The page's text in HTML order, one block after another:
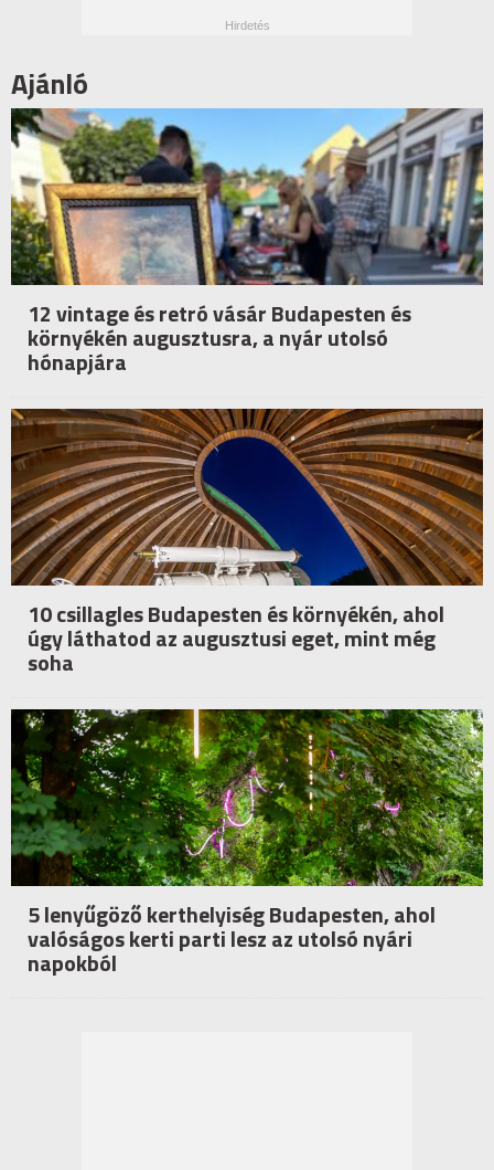
Ajánló
12 vintage és retró vásár Budapesten és
környékén augusztusra, a nyár utolsó
hónapjára
10 csillagles Budapesten és környékén, ahol
úgy láthatod az augusztusi eget, mint még
soha
5 lenyűgöző kerthelyiség Budapesten, ahol
valóságos kerti parti lesz az utolsó nyári
napokból